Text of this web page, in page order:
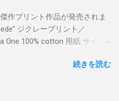
作プリント作品が発売されま
ジクレープリント／
One 100% cotton 用紙 サイズ:
価格: $350 + 送料 購入は こち
続きを読む